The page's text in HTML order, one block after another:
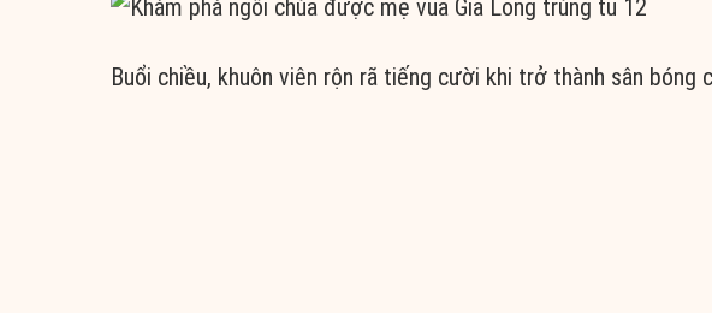
Buổi chiều, khuôn viên rộn rã tiếng cười khi trở thành sân bóng